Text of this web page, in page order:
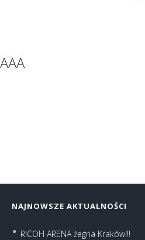
AAA
NAJNOWSZE AKTUALNOŚCI
RICOH ARENA żegna Kraków!!!